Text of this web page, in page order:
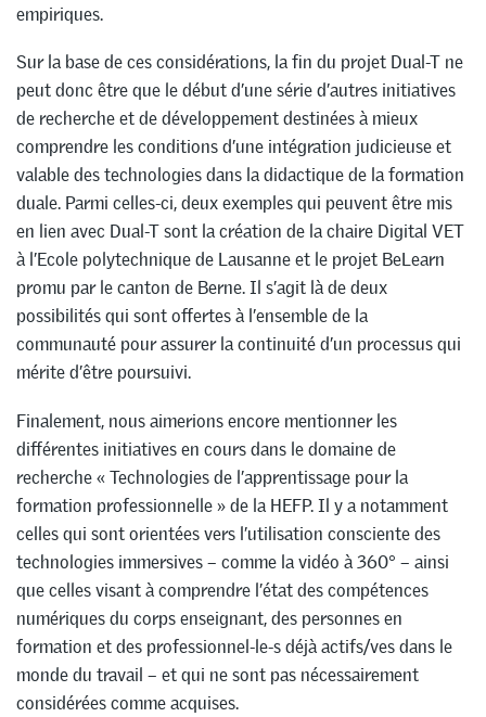
empiriques.
Sur la base de ces considérations, la fin du projet Dual-T ne
peut donc être que le début d’une série d’autres initiatives
de recherche et de développement destinées à mieux
comprendre les conditions d’une intégration judicieuse et
valable des technologies dans la didactique de la formation
duale. Parmi celles-ci, deux exemples qui peuvent être mis
en lien avec Dual-T sont la création de la chaire Digital VET
à l’Ecole polytechnique de Lausanne et le projet BeLearn
promu par le canton de Berne. Il s’agit là de deux
possibilités qui sont offertes à l’ensemble de la
communauté pour assurer la continuité d’un processus qui
mérite d’être poursuivi.
Finalement, nous aimerions encore mentionner les
différentes initiatives en cours dans le domaine de
recherche « Technologies de l’apprentissage pour la
formation professionnelle » de la HEFP. Il y a notamment
celles qui sont orientées vers l’utilisation consciente des
technologies immersives – comme la vidéo à 360° – ainsi
que celles visant à comprendre l’état des compétences
numériques du corps enseignant, des personnes en
formation et des professionnel-le-s déjà actifs/ves dans le
monde du travail – et qui ne sont pas nécessairement
considérées comme acquises.